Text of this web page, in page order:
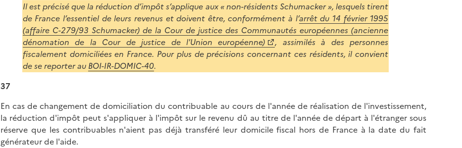
Il est précisé que la réduction d’impôt s’applique aux « non-résidents Schumacker », lesquels tirent
de France l’essentiel de leurs revenus et doivent être, conformément à l’arrêt du 14 février 1995
(affaire C-279/93 Schumacker) de la Cour de justice des Communautés européennes (ancienne
dénomation de la Cour de justice de l'Union européenne)
, assimilés à des personnes
fiscalement domiciliées en France. Pour plus de précisions concernant ces résidents, il convient
de se reporter au BOI-IR-DOMIC-40.
37
En cas de changement de domiciliation du contribuable au cours de l'année de réalisation de l'investissement,
la réduction d'impôt peut s'appliquer à l'impôt sur le revenu dû au titre de l'année de départ à l'étranger sous
réserve que les contribuables n'aient pas déjà transféré leur domicile fiscal hors de France à la date du fait
générateur de l'aide.